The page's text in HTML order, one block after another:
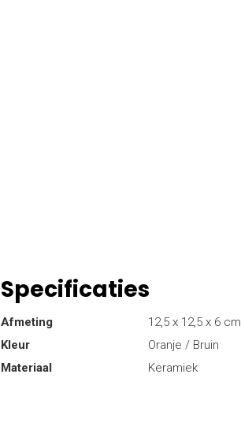
Specificaties
Afmeting
12,5 x 12,5 x 6 cm
Kleur
Oranje / Bruin
Materiaal
Keramiek